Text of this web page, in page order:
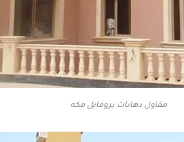
مقاول دهانات بروفايل مكه